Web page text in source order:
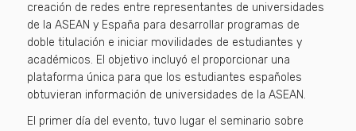
creación de redes entre representantes de universidades
de la ASEAN y España para desarrollar programas de
doble titulación e iniciar movilidades de estudiantes y
académicos. El objetivo incluyó el proporcionar una
plataforma única para que los estudiantes españoles
obtuvieran información de universidades de la ASEAN.
El primer día del evento, tuvo lugar el seminario sobre